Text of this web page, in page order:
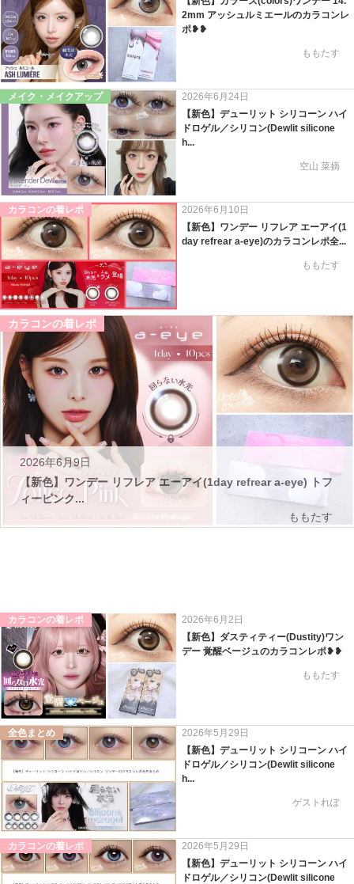
2mm アッシュルミエールのカラコンレ
ポ❥❥
ももたす
メイク・メイクアップ
2026年6月24日
【新色】デューリット シリコーン ハイ
ドロゲル／シリコン(Dewlit silicone
h...
空山 菜摘
カラコンの着レポ
2026年6月10日
【新色】ワンデー リフレア エーアイ(1
day refrear a-eye)のカラコンレポ全...
ももたす
カラコンの着レポ
2026年6月9日
【新色】ワンデー リフレア エーアイ(1day refrear a-eye) トフ
ィーピンク...
ももたす
カラコンの着レポ
2026年6月2日
【新色】ダスティティー(Dustity)ワン
デー 覚醒ベージュのカラコンレポ❥❥
ももたす
全色まとめ
2026年5月29日
【新色】デューリット シリコーン ハイ
ドロゲル／シリコン(Dewlit silicone
h...
ゲストれぽ
カラコンの着レポ
2026年5月29日
【新色】デューリット シリコーン ハイ
ドロゲル／シリコン(Dewlit silicone